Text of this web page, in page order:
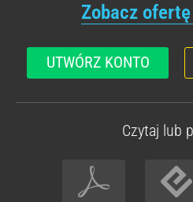
Zobacz
UTWÓRZ KONTO
Czytaj lub